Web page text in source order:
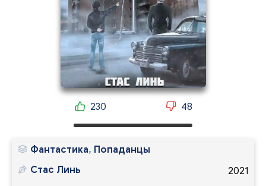
230 48
Фантастика, Попаданцы
2021
Стас Линь